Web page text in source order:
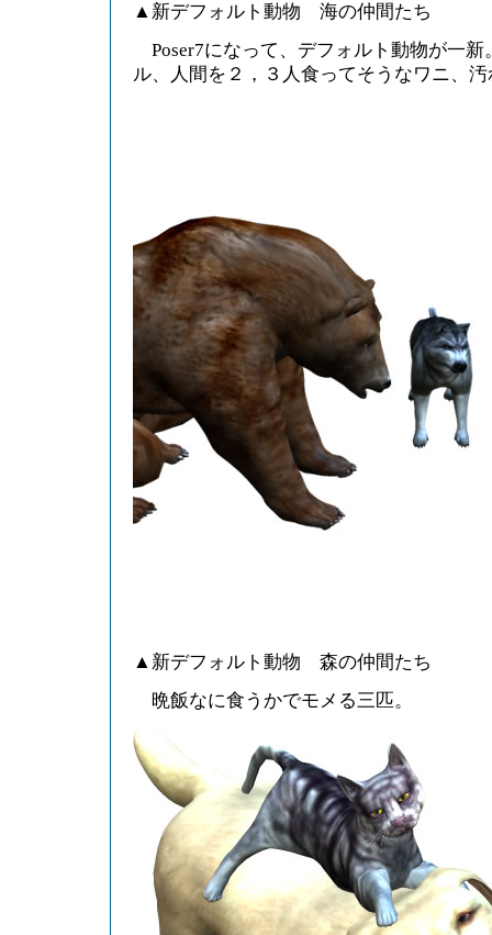
▲新デフォルト動物 海の仲間たち
Poser7になって、デフォルト動物が一新
ル、人間を２，３人食ってそうなワニ、
▲新デフォルト動物 森の仲間たち
晩飯なに食うかでモメる三匹。